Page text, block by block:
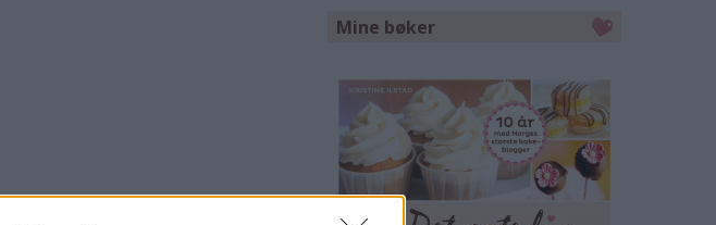
Mine bøker